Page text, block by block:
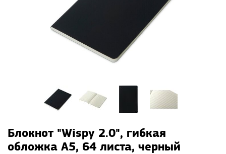
Блокнот "Wispy 2.0", гибкая
обложка A5, 64 листа, черный